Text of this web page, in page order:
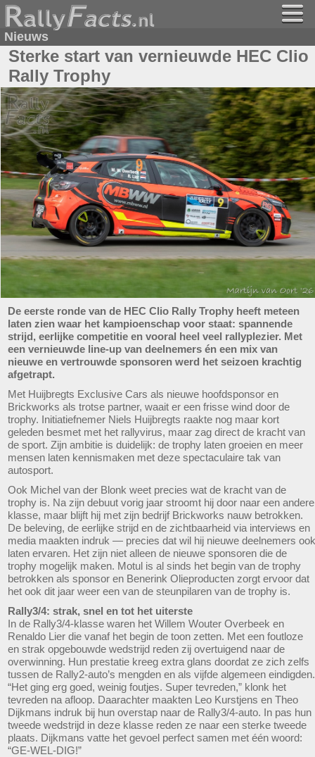
Nieuws
Sterke start van vernieuwde HEC Clio
Rally Trophy
De eerste ronde van de HEC Clio Rally Trophy heeft meteen
laten zien waar het kampioenschap voor staat: spannende
strijd, eerlijke competitie en vooral heel veel rallyplezier. Met
een vernieuwde line-up van deelnemers én een mix van
nieuwe en vertrouwde sponsoren werd het seizoen krachtig
afgetrapt.
Met Huijbregts Exclusive Cars als nieuwe hoofdsponsor en
Brickworks als trotse partner, waait er een frisse wind door de
trophy. Initiatiefnemer Niels Huijbregts raakte nog maar kort
geleden besmet met het rallyvirus, maar zag direct de kracht van
de sport. Zijn ambitie is duidelijk: de trophy laten groeien en meer
mensen laten kennismaken met deze spectaculaire tak van
autosport.
Ook Michel van der Blonk weet precies wat de kracht van de
trophy is. Na zijn debuut vorig jaar stroomt hij door naar een andere
klasse, maar blijft hij met zijn bedrijf Brickworks nauw betrokken.
De beleving, de eerlijke strijd en de zichtbaarheid via interviews en
media maakten indruk — precies dat wil hij nieuwe deelnemers ook
laten ervaren. Het zijn niet alleen de nieuwe sponsoren die de
trophy mogelijk maken. Motul is al sinds het begin van de trophy
betrokken als sponsor en Benerink Olieproducten zorgt ervoor dat
het ook dit jaar weer een van de steunpilaren van de trophy is.
Rally3/4: strak, snel en tot het uiterste
In de Rally3/4-klasse waren het Willem Wouter Overbeek en
Renaldo Lier die vanaf het begin de toon zetten. Met een foutloze
en strak opgebouwde wedstrijd reden zij overtuigend naar de
overwinning. Hun prestatie kreeg extra glans doordat ze zich zelfs
tussen de Rally2-auto’s mengden en als vijfde algemeen eindigden.
“Het ging erg goed, weinig foutjes. Super tevreden,” klonk het
tevreden na afloop. Daarachter maakten Leo Kurstjens en Theo
Dijkmans indruk bij hun overstap naar de Rally3/4-auto. In pas hun
tweede wedstrijd in deze klasse reden ze naar een sterke tweede
plaats. Dijkmans vatte het gevoel perfect samen met één woord:
“GE-WEL-DIG!”